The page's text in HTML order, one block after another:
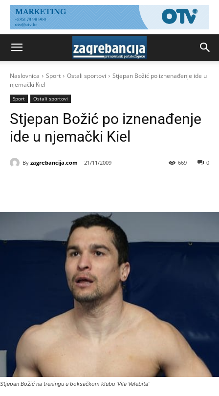
Naslovnica Sport Ostali sportovi
Stjepan Božić po iznenađenje ide u
njemački Kiel
Sport Ostali sportovi
Stjepan Božić po iznenađenje
ide u njemački Kiel
By zagrebancija.com 21/11/2009 0
669
Stjepan Božić na treningu u boksačkom klubu 'Vila Velebita'